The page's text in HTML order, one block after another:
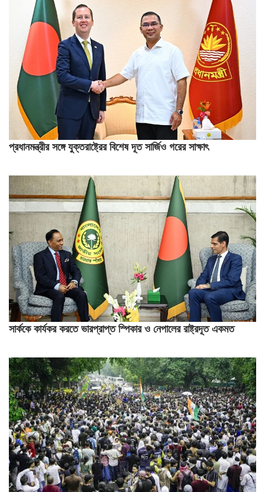
প্রধানমন্ত্রীর সঙ্গে যুক্তরাষ্ট্রের বিশেষ দূত সার্জিও গরের সাক্ষাৎ
সার্ককে কার্যকর করতে ভারপ্রাপ্ত স্পিকার ও নেপালের রাষ্ট্রদূত একমত